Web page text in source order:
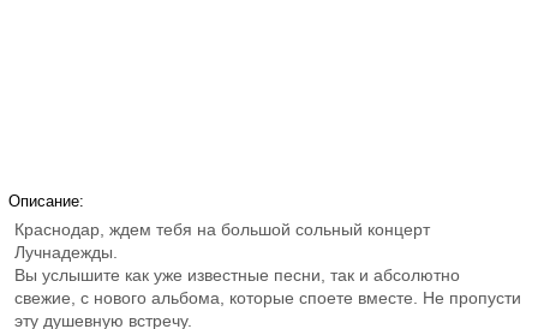
Описание:
Краснодар, ждем тебя на большой сольный концерт
Лучнадежды.
Вы услышите как уже известные песни, так и абсолютно
свежие, с нового альбома, которые споете вместе. Не пропусти
эту душевную встречу.